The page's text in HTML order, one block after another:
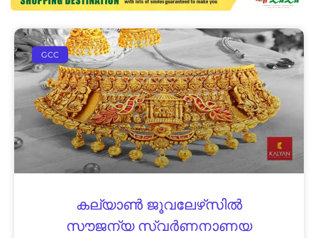
GCC
കല്യാൺ ജൂവലേഴ്‌സിൽ
സൗജന്യ സ്വർണനാണയ